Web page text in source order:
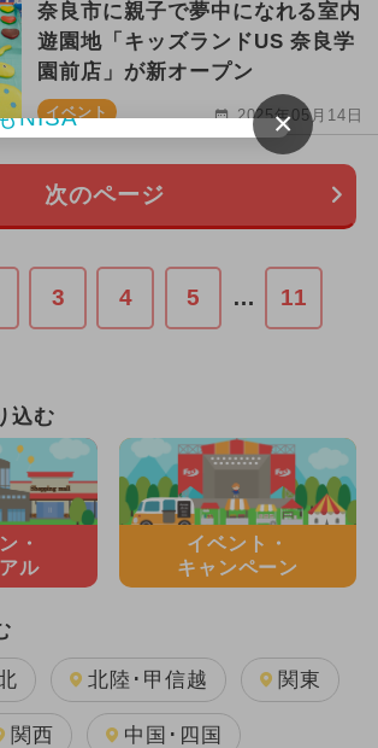
奈良市に親子で夢中になれる室内
遊園地「キッズランドUS 奈良学
園前店」が新オープン
イベント 2025年05月14日
次のページ
3 4 5 … 11
込む
・
ル
イベント・
キャンペーン
北陸･甲信越 関東
関西 中国･四国
×